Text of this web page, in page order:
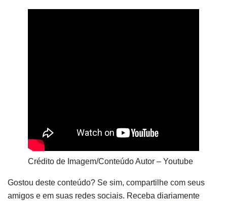
Crédito de Imagem/Conteúdo Autor – Youtube
Gostou deste conteúdo? Se sim, compartilhe com seus
amigos e em suas redes sociais. Receba diariamente